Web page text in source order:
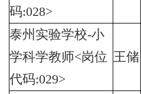
码:028>
泰州实验学校-小
学科学教师<岗位
代码:029>
王储